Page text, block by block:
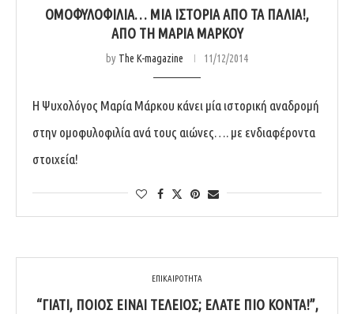
ΟΜΟΦΥΛΟΦΙΛΊΑ… ΜΊΑ ΙΣΤΟΡΊΑ ΑΠΌ ΤΑ ΠΑΛΙΆ!,
ΑΠΌ ΤΗ ΜΑΡΊΑ ΜΆΡΚΟΥ
by The K-magazine 11/12/2014
Η Ψυχολόγος Μαρία Μάρκου κάνει μία ιστορική αναδρομή
στην ομοφυλοφιλία ανά τους αιώνες…. με ενδιαφέροντα
στοιχεία!
ΕΠΙΚΑΙΡΟΤΗΤΑ
“ΓΙΑΤΊ, ΠΟΙΟΣ ΕΊΝΑΙ ΤΈΛΕΙΟΣ; ΕΛΆΤΕ ΠΙΟ ΚΟΝΤΆ!”,